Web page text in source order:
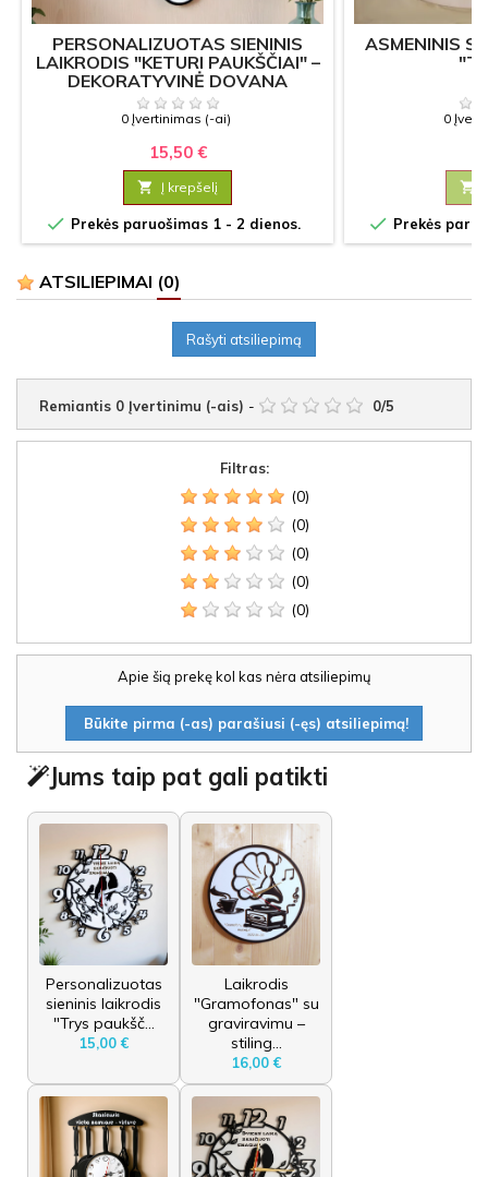
PERSONALIZUOTAS SIENINIS
LAIKRODIS "KETURI PAUKŠČIAI" –
DEKORATYVINĖ DOVANA
NAMAMS
0 Įvertinimas (-ai)
15,50 €
 Į krepšelį
 Prekės paruošimas 1 - 2 dienos.
ASMENINIS
0

 Prekės
ATSILIEPIMAI (0)
Rašyti atsiliepimą
Remiantis 0 Įvertinimu (-ais) - 0/5
Filtras:
(0)
(0)
(0)
(0)
(0)
Apie šią prekę kol kas nėra atsiliepimų
Būkite pirma (-as) parašiusi (-ęs) atsiliepimą!
Jums taip pat gali patikti
Personalizuotas
sieninis laikrodis
"Trys paukšč...
15,00 €
Laikrodis
"Gramofonas" su
graviravimu –
stiling...
16,00 €